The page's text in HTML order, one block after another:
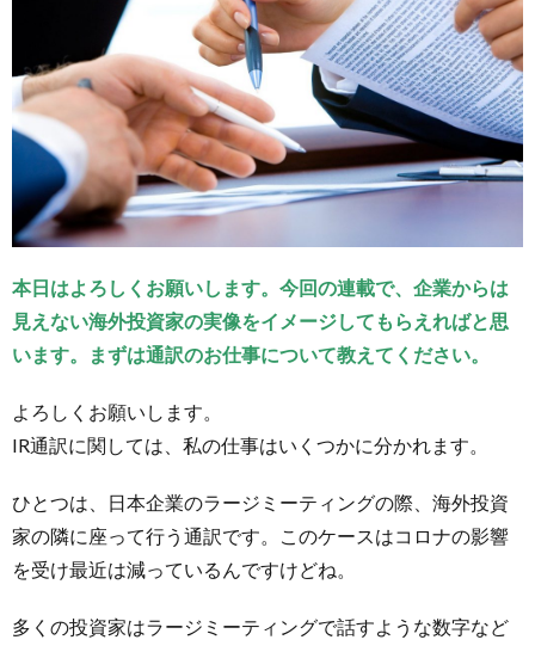
をサ
ポー
ト
2.
海外
投資
家に
する
資料
はた
った
OK
資家が
「な
ぜ？」
と質問
返すの
本日はよろしくお願いします。今回の連載で、企業からは
見えない海外投資家の実像をイメージしてもらえればと思
います。まずは通訳のお仕事について教えてください。
よろしくお願いします。
IR通訳に関しては、私の仕事はいくつかに分かれます。
ひとつは、日本企業のラージミーティングの際、海外投資
家の隣に座って行う通訳です。このケースはコロナの影響
を受け最近は減っているんですけどね。
多くの投資家はラージミーティングで話すような数字など